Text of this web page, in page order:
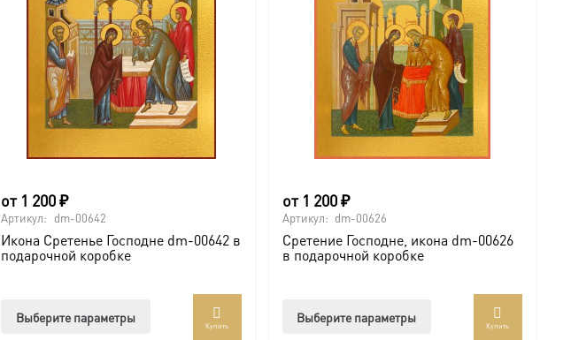
от 1 200₽
Артикул: dm-00642
Икона Сретенье Господне dm-00642 в
подарочной коробке
Выберите параметры
Купить
от 1 200₽
Артикул: dm-00626
Сретение Господне, икона dm-00626
в подарочной коробке
Выберите параметры
Купить